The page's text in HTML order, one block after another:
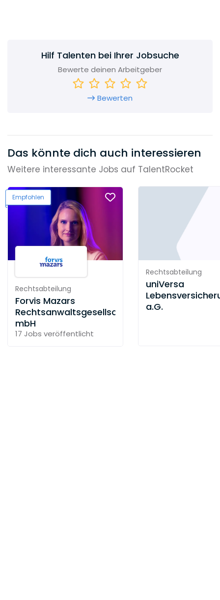
Hilf Talenten bei Ihrer Jobsuche
Bewerte deinen Arbeitgeber
Bewerten
Das könnte dich auch interessieren
Weitere interessante Jobs auf TalentRocket
Empfohlen
Rechtsabteilung
Forvis Mazars
Rechtsanwaltsgesellschaft
mbH
17 Jobs veröffentlicht
Rechtsabteilung
uniVersa
a.G.